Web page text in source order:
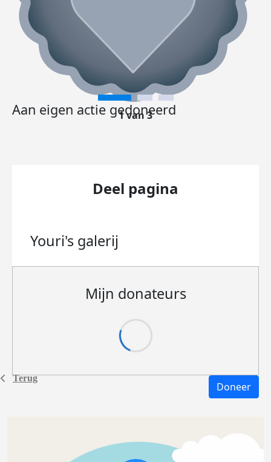
Terug
Aan eigen actie gedoneerd
1 van 3
Deel pagina
Youri's galerij
Mijn donateurs
Doneer